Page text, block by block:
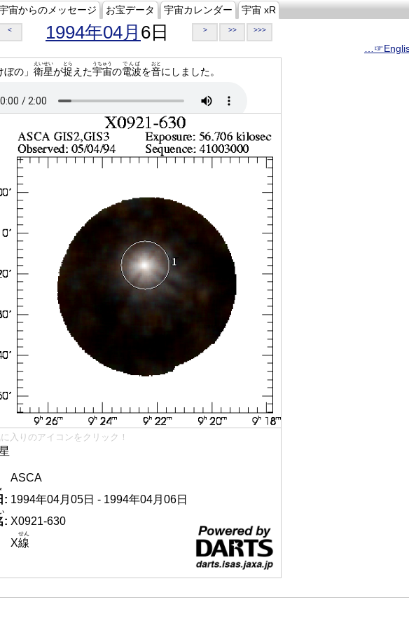
宙からのメッセージ お宝データ 宇宙カレンダー 宇宙 xR
< 1994年04月 6日 > >> >>>
の」 衛星
えいせい
が捉
とら
えた宇宙
うちゅう
の電波
でんぱ
を音
おと
にしました。
入りのアイコンをクリック！
ASCA
: 1994年04月05日 - 1994年04月06日
: X0921-630
X線
せん